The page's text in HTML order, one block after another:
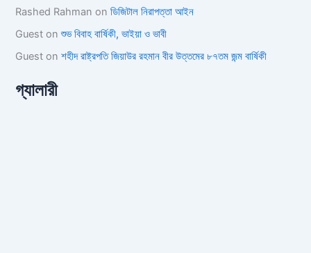
Rashed Rahman onডিজিটাল নিরাপত্তা আইন
Guest onশুভ বিবাহ বার্ষিকী, ভাইয়া ও ভাবী
Guest onশহীদ রাষ্ট্রপতি জিয়াউর রহমান বীর উত্তমের ৮৭তম জন্ম বার্ষিকী
গ্যালারী